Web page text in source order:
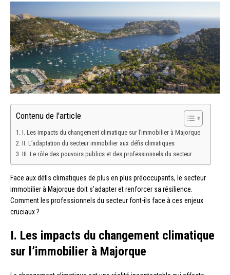
Contenu de l'article
I. Les impacts du changement climatique sur l’immobilier à Majorque
II. L’adaptation du secteur immobilier aux défis climatiques
III. Le rôle des pouvoirs publics et des professionnels du secteur
Face aux défis climatiques de plus en plus préoccupants, le secteur
immobilier à Majorque doit s’adapter et renforcer sa résilience.
Comment les professionnels du secteur font-ils face à ces enjeux
cruciaux ?
I. Les impacts du changement climatique
sur l’immobilier à Majorque